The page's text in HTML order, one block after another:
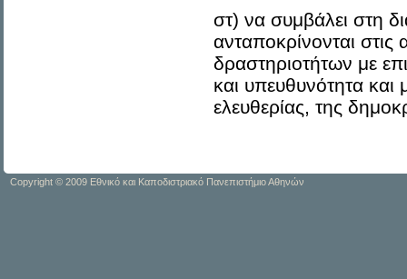
στ) να συμβάλει στη
ανταποκρίνονται
δραστηριοτήτων με
και υπευθυνότητα και
ελευθερίας, της
Copyright © 2009 Εθνικό και Καποδιστριακό Πανεπιστήμιο Αθηνών